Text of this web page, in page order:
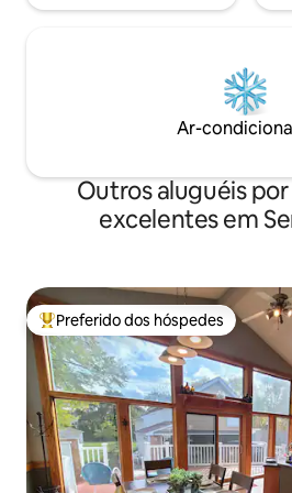
Ar-
Outros aluguéis
excelentes em
Entre os melhores preferidos dos
Preferido dos hóspedes